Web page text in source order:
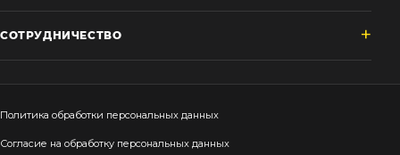
СОТРУДНИЧЕСТВО
Политика обработки персональных данных
Согласие на обработку персональных данных